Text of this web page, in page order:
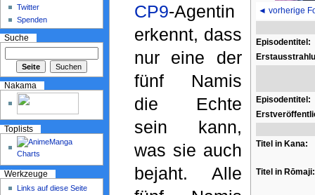
◄ vorherige
Episodentitel:
Episodentitel:
Titel in Kana:
Titel in Rōmaji:
CP9-Agentin
erkennt, dass
nur eine der
fünf Namis
die Echte
sein kann,
was sie auch
bejaht. Alle
Twitter
Spenden
Suche
Nakama
Toplists
Werkzeuge
Links auf diese Seite